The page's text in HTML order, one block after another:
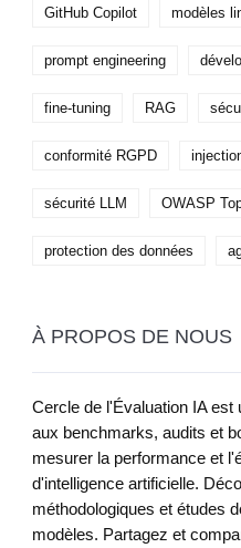
GitHub Copilot modèles
prompt engineering
fine-tuning RAG
conformité RGPD
sécurité LLM OWASP
protection des données
À PROPOS DE NOUS
Cercle de l'Évaluation IA est
aux benchmarks, audits et
mesurer la performance et
d'intelligence artificielle.
méthodologiques et études
modèles. Partagez et